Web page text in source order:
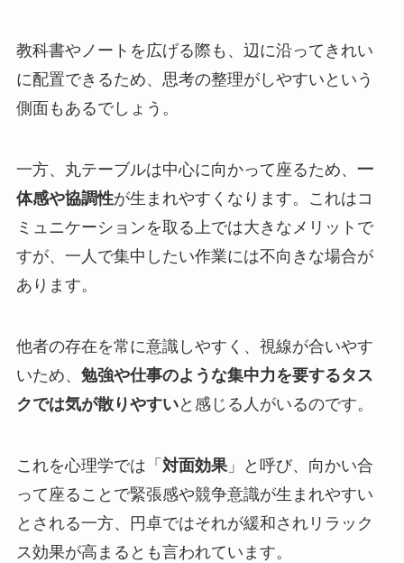
教科書やノートを広げる際も、辺に沿ってきれい
に配置できるため、思考の整理がしやすいという
側面もあるでしょう。
一方、丸テーブルは中心に向かって座るため、 一
体感や協調性が生まれやすくなります。これはコ
ミュニケーションを取る上では大きなメリットで
すが、一人で集中したい作業には不向きな場合が
あります。
他者の存在を常に意識しやすく、視線が合いやす
いため、 勉強や仕事のような集中力を要するタス
クでは気が散りやすいと感じる人がいるのです。
これを心理学では「 対面効果」と呼び、向かい合
って座ることで緊張感や競争意識が生まれやすい
とされる一方、円卓ではそれが緩和されリラック
ス効果が高まるとも言われています。